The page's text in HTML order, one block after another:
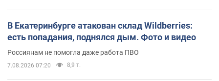
В Екатеринбурге атакован склад Wildberries:
есть попадания, поднялся дым. Фото и видео
Россиянам не помогла даже работа ПВО
7.08.2026 07:20 8,9 т.